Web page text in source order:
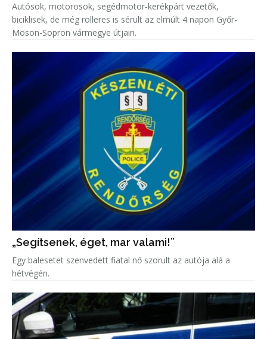
Autósok, motorosok, segédmotor-kerékpárt vezetők,
biciklisek, de még rolleres is sérült az elmúlt 4 napon Győr-
Moson-Sopron vármegye útjain.
„Segítsenek, éget, mar valami!”
Egy balesetet szenvedett fiatal nő szorult az autója alá a
hétvégén.